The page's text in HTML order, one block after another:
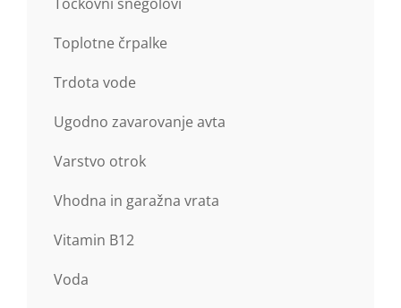
Toplotne črpalke
Trdota vode
Ugodno zavarovanje avta
Varstvo otrok
Vhodna in garažna vrata
Vitamin B12
Voda